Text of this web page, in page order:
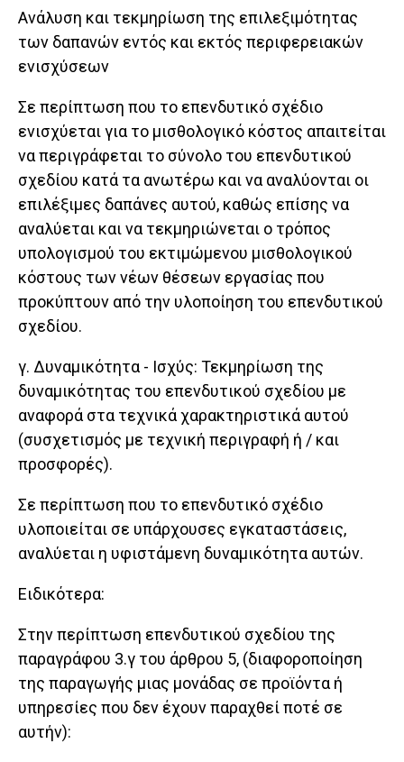
Ανάλυση και τεκμηρίωση της επιλεξιμότητας
των δαπανών εντός και εκτός περιφερειακών
ενισχύσεων
Σε περίπτωση που το επενδυτικό σχέδιο
ενισχύεται για το μισθολογικό κόστος απαιτείται
να περιγράφεται το σύνολο του επενδυτικού
σχεδίου κατά τα ανωτέρω και να αναλύονται οι
επιλέξιμες δαπάνες αυτού, καθώς επίσης να
αναλύεται και να τεκμηριώνεται ο τρόπος
υπολογισμού του εκτιμώμενου μισθολογικού
κόστους των νέων θέσεων εργασίας που
προκύπτουν από την υλοποίηση του επενδυτικού
σχεδίου.
γ. Δυναμικότητα - Ισχύς: Τεκμηρίωση της
δυναμικότητας του επενδυτικού σχεδίου με
αναφορά στα τεχνικά χαρακτηριστικά αυτού
(συσχετισμός με τεχνική περιγραφή ή / και
προσφορές).
Σε περίπτωση που το επενδυτικό σχέδιο
υλοποιείται σε υπάρχουσες εγκαταστάσεις,
αναλύεται η υφιστάμενη δυναμικότητα αυτών.
Ειδικότερα:
Στην περίπτωση επενδυτικού σχεδίου της
παραγράφου 3.γ του άρθρου 5, (διαφοροποίηση
της παραγωγής μιας μονάδας σε προϊόντα ή
υπηρεσίες που δεν έχουν παραχθεί ποτέ σε
αυτήν):